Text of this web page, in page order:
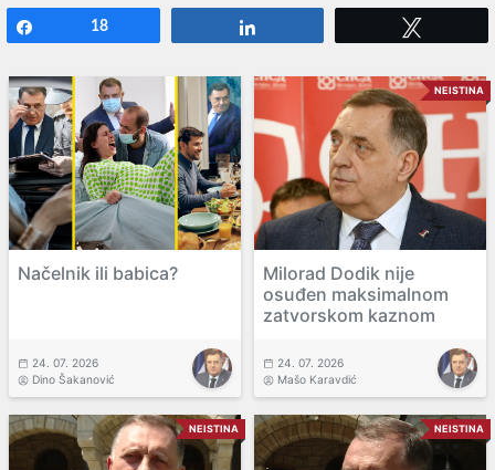
18
Načelnik ili babica?
24. 07. 2026
Dino Šakanović
NEISTINA
Milorad Dodik nije
osuđen maksimalnom
zatvorskom kaznom
24. 07. 2026
Mašo Karavdić
NEISTINA NEISTINA